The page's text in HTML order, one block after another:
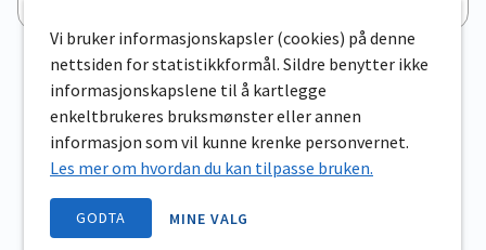
View as data table, .
Vi bruker informasjonskapsler (cookies) på denne
nettsiden for statistikkformål. Sildre benytter ikke
informasjonskapslene til å kartlegge
enkeltbrukeres bruksmønster eller annen
informasjon som vil kunne krenke personvernet.
Les mer om hvordan du kan tilpasse bruken.
GODTA MINE VALG